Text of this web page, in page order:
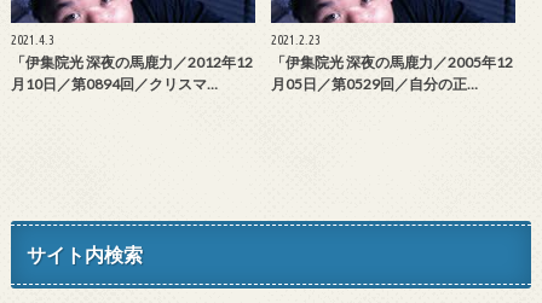
2021.4.3
「伊集院光 深夜の馬鹿力／2012年12
月10日／第0894回／クリスマ…
2021.2.23
「伊集院光 深夜の馬鹿力／2005年12
月05日／第0529回／自分の正…
サイト内検索